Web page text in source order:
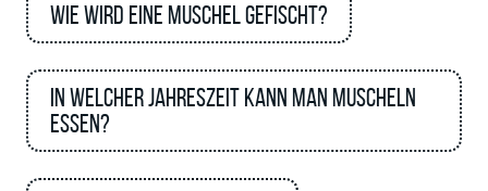
Wie wird eine Muschel gefischt?
In welcher Jahreszeit kann man Muscheln
essen?